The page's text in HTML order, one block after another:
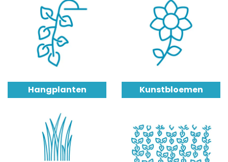
Hangplanten Kunstbloemen